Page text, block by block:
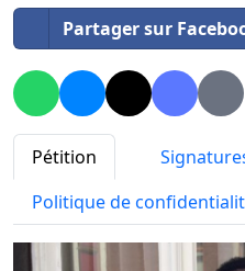
Partager sur
Pétition
Politique de